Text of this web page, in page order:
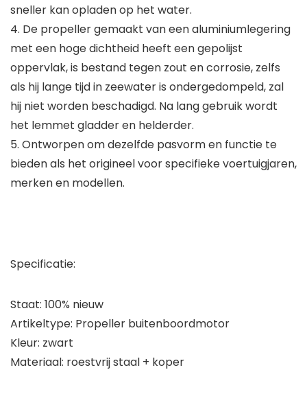
sneller kan opladen op het water.
4. De propeller gemaakt van een aluminiumlegering
met een hoge dichtheid heeft een gepolijst
oppervlak, is bestand tegen zout en corrosie, zelfs
als hij lange tijd in zeewater is ondergedompeld, zal
hij niet worden beschadigd. Na lang gebruik wordt
het lemmet gladder en helderder.
5. Ontworpen om dezelfde pasvorm en functie te
bieden als het origineel voor specifieke voertuigjaren,
merken en modellen.
Specificatie:
Staat: 100% nieuw
Artikeltype: Propeller buitenboordmotor
Kleur: zwart
Materiaal: roestvrij staal + koper